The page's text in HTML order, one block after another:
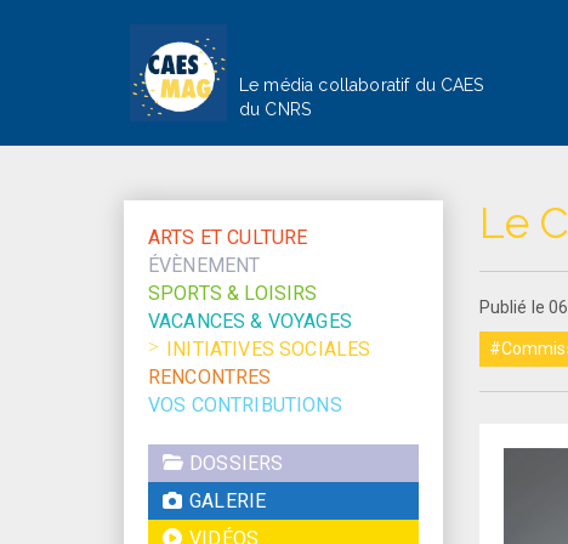
Le média collaboratif du CAES
du CNRS
Le
Publié le
ARTS ET CULTURE
ÉVÈNEMENT
SPORTS & LOISIRS
VACANCES & VOYAGES
INITIATIVES SOCIALES
RENCONTRES
VOS CONTRIBUTIONS
DOSSIERS
GALERIE
VIDÉOS